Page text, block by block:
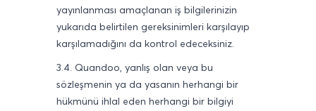
yayınlanması amaçlanan iş bilgilerinizin
yukarıda belirtilen gereksinimleri karşılayıp
karşılamadığını da kontrol edeceksiniz.
3.4. Quandoo, yanlış olan veya bu
sözleşmenin ya da yasanın herhangi bir
hükmünü ihlal eden herhangi bir bilgiyi